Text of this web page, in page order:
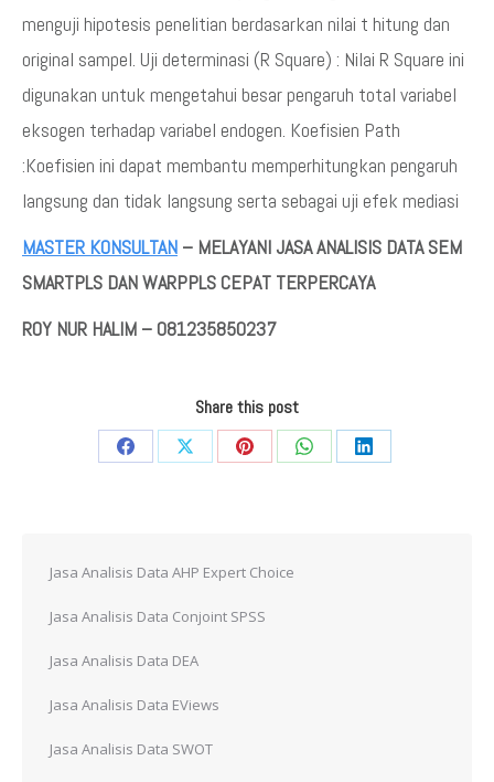
menguji hipotesis penelitian berdasarkan nilai t hitung dan
original sampel. Uji determinasi (R Square) : Nilai R Square ini
digunakan untuk mengetahui besar pengaruh total variabel
eksogen terhadap variabel endogen. Koefisien Path
:Koefisien ini dapat membantu memperhitungkan pengaruh
langsung dan tidak langsung serta sebagai uji efek mediasi
MASTER KONSULTAN – MELAYANI JASA ANALISIS DATA SEM
SMARTPLS DAN WARPPLS CEPAT TERPERCAYA
ROY NUR HALIM – 081235850237
Share this post
Share
Share
Share
Share
Share
Jasa Analisis Data AHP Expert Choice
Jasa Analisis Data Conjoint SPSS
Jasa Analisis Data DEA
Jasa Analisis Data EViews
Jasa Analisis Data SWOT